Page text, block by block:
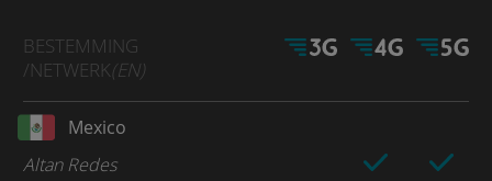
BESTEMMING
/NETWERK(EN)
Mexico
Altan Redes